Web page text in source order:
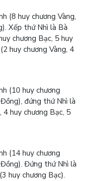
(8 huy chương Vàng,
Xếp thứ Nhì là Bà
chương Bạc, 5 huy
huy chương Vàng, 4
(10 huy chương
đứng thứ Nhì là
4 huy chương Bạc, 5
(14 huy chương
Đứng thứ Nhì là
huy chương Bạc).